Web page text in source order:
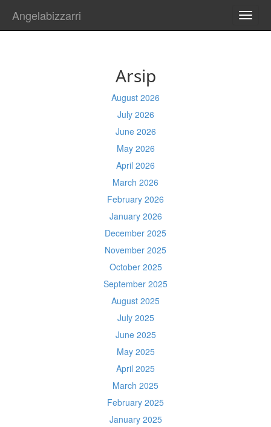
Angelabizzarri
Arsip
August 2026
July 2026
June 2026
May 2026
April 2026
March 2026
February 2026
January 2026
December 2025
November 2025
October 2025
September 2025
August 2025
July 2025
June 2025
May 2025
April 2025
March 2025
February 2025
January 2025